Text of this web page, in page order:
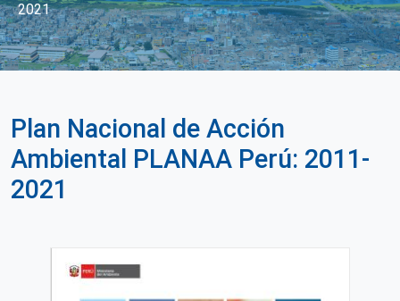
2021
Plan Nacional de Acción
Ambiental PLANAA Perú: 2011-
2021